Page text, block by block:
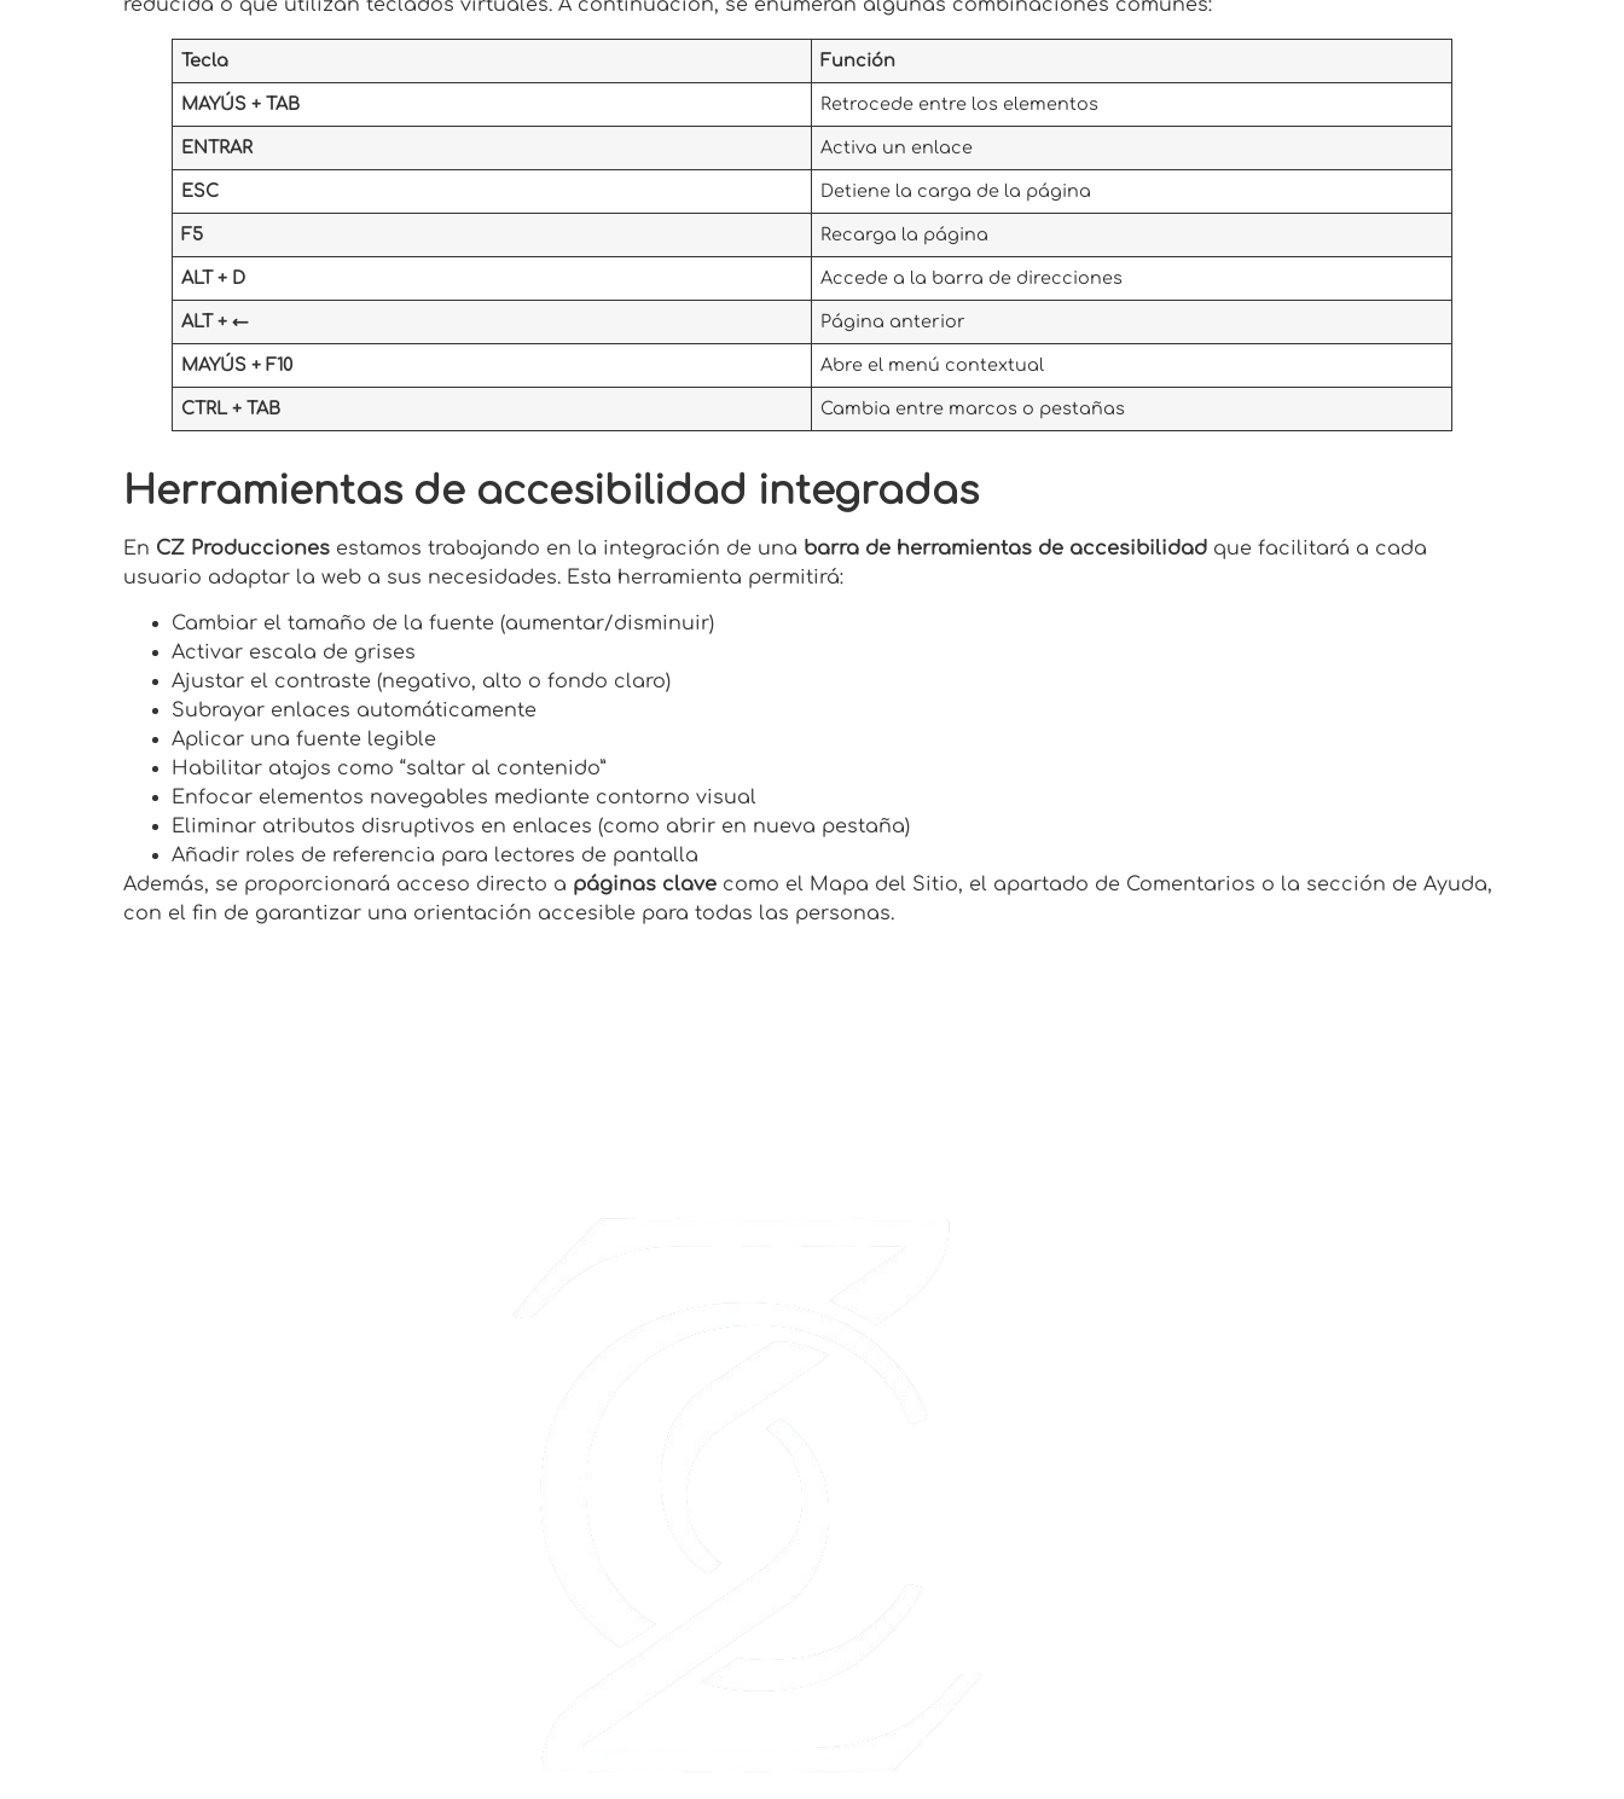
reducida o que utilizan teclados virtuales. A continuación, se enumeran algunas combinaciones comunes:
Tecla Función
MAYÚS + TAB Retrocede entre los elementos
ENTRAR Activa un enlace
ESC Detiene la carga de la página
F5 Recarga la página
ALT + D Accede a la barra de direcciones
ALT + ← Página anterior
MAYÚS + F10 Abre el menú contextual
CTRL + TAB Cambia entre marcos o pestañas
Herramientas de accesibilidad integradas
En CZ Producciones estamos trabajando en la integración de una barra de herramientas de accesibilidad que facilitará a cada
usuario adaptar la web a sus necesidades. Esta herramienta permitirá:
Cambiar el tamaño de la fuente (aumentar/disminuir)
Activar escala de grises
Ajustar el contraste (negativo, alto o fondo claro)
Subrayar enlaces automáticamente
Aplicar una fuente legible
Habilitar atajos como “saltar al contenido”
Enfocar elementos navegables mediante contorno visual
Eliminar atributos disruptivos en enlaces (como abrir en nueva pestaña)
Añadir roles de referencia para lectores de pantalla
Además, se proporcionará acceso directo a páginas clave como el Mapa del Sitio, el apartado de Comentarios o la sección de Ayuda,
con el fin de garantizar una orientación accesible para todas las personas.